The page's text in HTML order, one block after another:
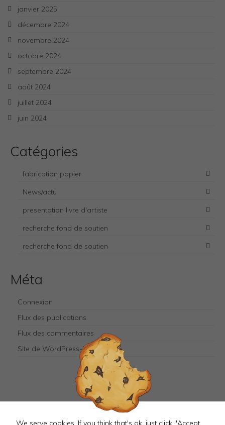
janvier 2025
décembre 2024
novembre 2024
octobre 2024
septembre 2024
août 2024
juillet 2024
juin 2024
Catégories
fabrication papier
News/actu
presentation livre d'artiste
recherche fond de soutien
recherche fond de soutien
Méta
Connexion
Flux des publications
Flux des commentaires
Site de WordPress-FR
We serve cookies. If you think that's ok, just click "Accept